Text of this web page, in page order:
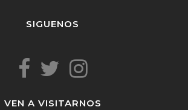
SIGUENOS
VEN A VISITARNOS